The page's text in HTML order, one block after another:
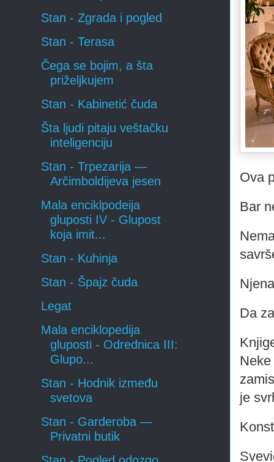
Ova
Bar
Da
je
Stan - Zgrada i pogled
Stan - Terasa
Čega se bojim, a šta
priželjkujem
Stan - Kabinetić čuda
Šta ljudi pitaju veštačku
inteligenciju
Stan - Trpezarija —
Arčimboldijeva jesen
Mala enciklpodeija
gluposti IV - Glupost
koja imit...
Stan - Kuhinja
Stan - Špajz čuda
Legat
Mala enciklopedija
gluposti - Odrednica III:
Glupo...
Stan - Hodnik između
svetova
Stan - Garderoba —
Privatni butik